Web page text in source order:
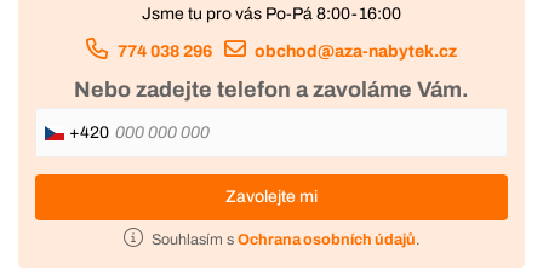
Jsme tu pro vás Po-Pá 8:00-16:00
774 038 296 obchod@aza-nabytek.cz
Nebo zadejte telefon a zavoláme Vám.
+420
Zavolejte mi
Souhlasím s Ochrana osobních údajů.